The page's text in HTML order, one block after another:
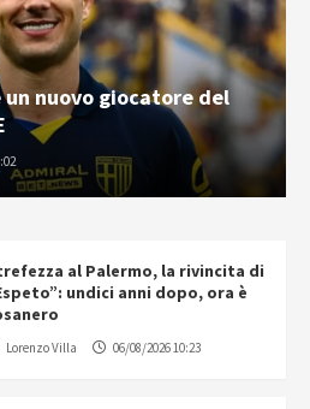
nuovo giocatore del
al Palermo, la rivincita di
undici anni dopo, ora è
Lorenzo Villa 06/08/2026 10:23